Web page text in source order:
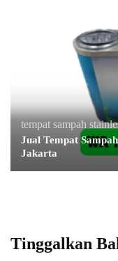
tempat sampah
Jual Tempat
Jakarta
Tinggalkan